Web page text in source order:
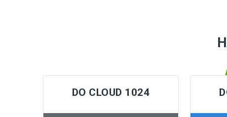
DO CLOUD 1024